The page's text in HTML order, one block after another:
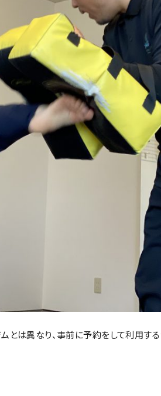
は異なり、事前に予約をして利用する